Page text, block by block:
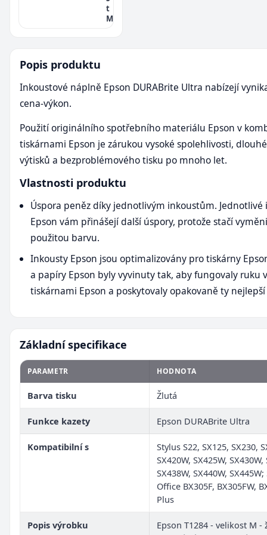
t
M
Popis produktu
Inkoustové náplně Epson DURABrite Ultra nabízejí
cena-výkon.
Použití originálního spotřebního materiálu Epson v
tiskárnami Epson je zárukou vysoké spolehlivosti,
výtisků a bezproblémového tisku po mnoho let.
Vlastnosti produktu
Úspora peněz díky jednotlivým inkoustům. Jednotlivé
Epson vám přinášejí další úspory, protože stačí
použitou barvu.
Inkousty Epson jsou optimalizovány pro tiskárny
a papíry Epson byly vyvinuty tak, aby fungovaly ruku
tiskárnami Epson a poskytovaly opakovaně ty nejlepší
Základní specifikace
PARAMETR HODNOTA
Barva tisku Žlutá
Funkce kazety Epson DURABrite Ultra
Kompatibilní s
Stylus S22, SX125, SX230,
SX420W, SX425W, SX430W,
SX438W, SX440W,
Office BX305F, BX305FW,
Plus
Popis výrobku
Epson T1284 - velikost M -